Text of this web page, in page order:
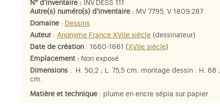
N° d'inventaire : INV.DESS 111
Autre(s) numéro(s) d'inventaire : MV 7795, V 1809.287
Domaine : Dessins
Auteur: Anonyme France XVIIe siècle (dessinateur)
Date de création : 1660-1661 ( XVIIe siècle)
Emplacement : Non exposé
Dimensions : H. 50,2 ; L. 75,5 cm. montage dessin : H. 68
cm.
Matière et technique : plume en encre sépia sur papier